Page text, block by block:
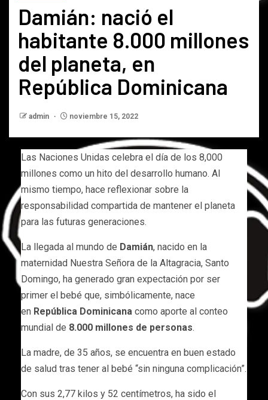
Damián: nació el
habitante 8.000 millones
del planeta, en
República Dominicana
admin noviembre 15, 2022
Las Naciones Unidas celebra el día de los 8,000
millones como un hito del desarrollo humano. Al
mismo tiempo, hace reflexionar sobre la
responsabilidad compartida de mantener el planeta
para las futuras generaciones.
La llegada al mundo de Damián, nacido en la
maternidad Nuestra Señora de la Altagracia, Santo
Domingo, ha generado gran expectación por ser
primer el bebé que, simbólicamente, nace
en República Dominicana como aporte al conteo
mundial de 8.000 millones de personas.
La madre, de 35 años, se encuentra en buen estado
de salud tras tener al bebé “sin ninguna complicación”.
Con sus 2,77 kilos y 52 centímetros, ha sido el